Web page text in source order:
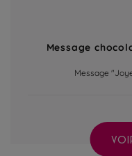
Message
Message